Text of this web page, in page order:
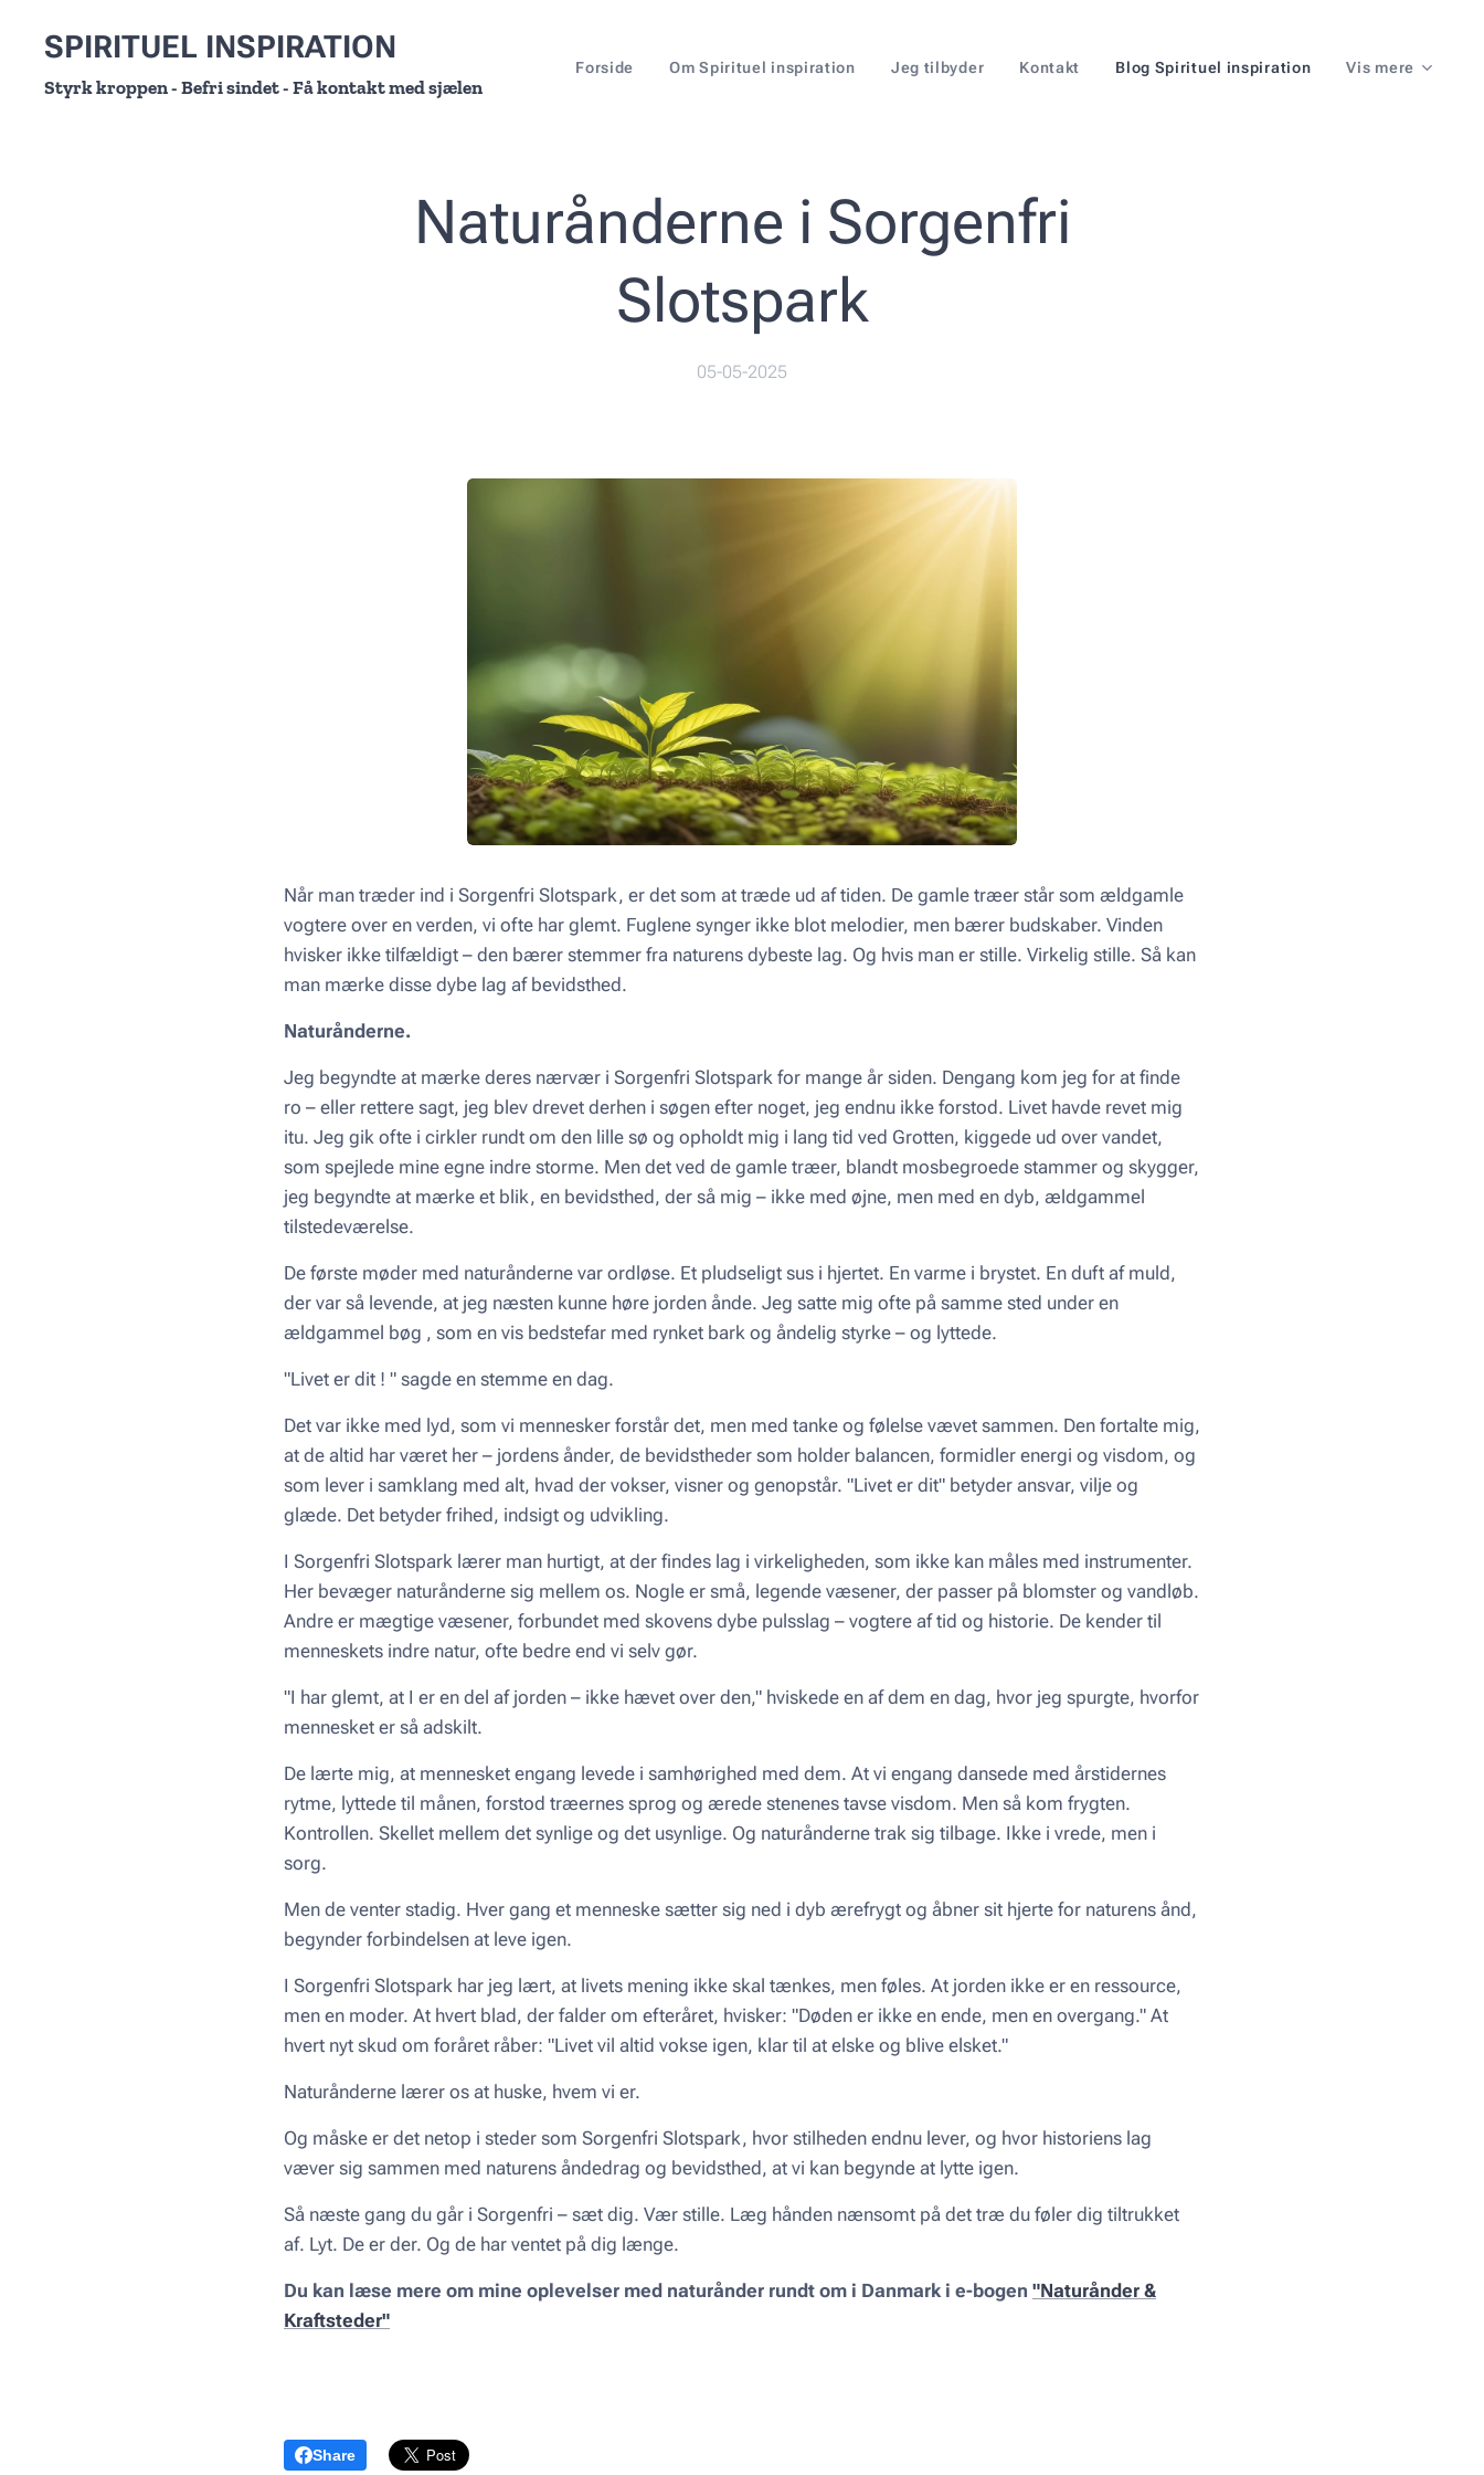
SPIRITUEL INSPIRATION
Styrk kroppen - Befri sindet - Få kontakt med sjælen
Forside Om Spirituel inspiration Jeg tilbyder Kontakt Blog Spirituel inspiration Vis mere
Naturånderne i Sorgenfri
Slotspark
05-05-2025
Når man træder ind i Sorgenfri Slotspark, er det som at træde ud af tiden. De gamle træer står som ældgamle
vogtere over en verden, vi ofte har glemt. Fuglene synger ikke blot melodier, men bærer budskaber. Vinden
hvisker ikke tilfældigt – den bærer stemmer fra naturens dybeste lag. Og hvis man er stille. Virkelig stille. Så kan
man mærke disse dybe lag af bevidsthed.
Naturånderne.
Jeg begyndte at mærke deres nærvær i Sorgenfri Slotspark for mange år siden. Dengang kom jeg for at finde
ro – eller rettere sagt, jeg blev drevet derhen i søgen efter noget, jeg endnu ikke forstod. Livet havde revet mig
itu. Jeg gik ofte i cirkler rundt om den lille sø og opholdt mig i lang tid ved Grotten, kiggede ud over vandet,
som spejlede mine egne indre storme. Men det ved de gamle træer, blandt mosbegroede stammer og skygger,
jeg begyndte at mærke et blik, en bevidsthed, der så mig – ikke med øjne, men med en dyb, ældgammel
tilstedeværelse.
De første møder med naturånderne var ordløse. Et pludseligt sus i hjertet. En varme i brystet. En duft af muld,
der var så levende, at jeg næsten kunne høre jorden ånde. Jeg satte mig ofte på samme sted under en
ældgammel bøg , som en vis bedstefar med rynket bark og åndelig styrke – og lyttede.
"Livet er dit ! " sagde en stemme en dag.
Det var ikke med lyd, som vi mennesker forstår det, men med tanke og følelse vævet sammen. Den fortalte mig,
at de altid har været her – jordens ånder, de bevidstheder som holder balancen, formidler energi og visdom, og
som lever i samklang med alt, hvad der vokser, visner og genopstår. "Livet er dit" betyder ansvar, vilje og
glæde. Det betyder frihed, indsigt og udvikling.
I Sorgenfri Slotspark lærer man hurtigt, at der findes lag i virkeligheden, som ikke kan måles med instrumenter.
Her bevæger naturånderne sig mellem os. Nogle er små, legende væsener, der passer på blomster og vandløb.
Andre er mægtige væsener, forbundet med skovens dybe pulsslag – vogtere af tid og historie. De kender til
menneskets indre natur, ofte bedre end vi selv gør.
"I har glemt, at I er en del af jorden – ikke hævet over den," hviskede en af dem en dag, hvor jeg spurgte, hvorfor
mennesket er så adskilt.
De lærte mig, at mennesket engang levede i samhørighed med dem. At vi engang dansede med årstidernes
rytme, lyttede til månen, forstod træernes sprog og ærede stenenes tavse visdom. Men så kom frygten.
Kontrollen. Skellet mellem det synlige og det usynlige. Og naturånderne trak sig tilbage. Ikke i vrede, men i
sorg.
Men de venter stadig. Hver gang et menneske sætter sig ned i dyb ærefrygt og åbner sit hjerte for naturens ånd,
begynder forbindelsen at leve igen.
I Sorgenfri Slotspark har jeg lært, at livets mening ikke skal tænkes, men føles. At jorden ikke er en ressource,
men en moder. At hvert blad, der falder om efteråret, hvisker: "Døden er ikke en ende, men en overgang." At
hvert nyt skud om foråret råber: "Livet vil altid vokse igen, klar til at elske og blive elsket."
Naturånderne lærer os at huske, hvem vi er.
Og måske er det netop i steder som Sorgenfri Slotspark, hvor stilheden endnu lever, og hvor historiens lag
væver sig sammen med naturens åndedrag og bevidsthed, at vi kan begynde at lytte igen.
Så næste gang du går i Sorgenfri – sæt dig. Vær stille. Læg hånden nænsomt på det træ du føler dig tiltrukket
af. Lyt. De er der. Og de har ventet på dig længe.
Du kan læse mere om mine oplevelser med naturånder rundt om i Danmark i e-bogen "Naturånder &
Kraftsteder"
Share